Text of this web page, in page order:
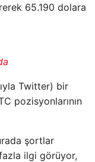
65.190 dolara
Twitter) bir
pozisyonlarının
şortlar
ilgi görüyor,